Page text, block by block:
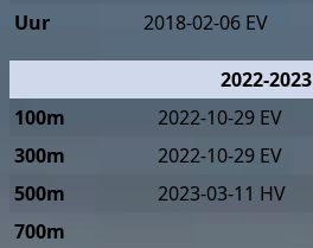
Uur
2018-02-06 EV
2022-2023
100m
2022-10-29 EV
300m
2022-10-29 EV
500m
2023-03-11 HV
700m